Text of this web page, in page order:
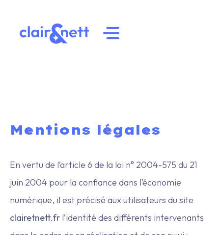
Mentions légales
En vertu de l’article 6 de la loi n° 2004-575 du 21
juin 2004 pour la confiance dans l’économie
numérique, il est précisé aux utilisateurs du site
clairetnett.fr l’identité des différents intervenants